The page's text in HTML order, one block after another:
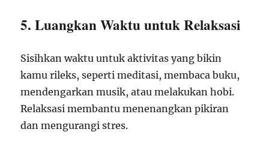
5. Luangkan Waktu untuk Relaksasi
Sisihkan waktu untuk aktivitas yang bikin
kamu rileks, seperti meditasi, membaca buku,
mendengarkan musik, atau melakukan hobi.
Relaksasi membantu menenangkan pikiran
dan mengurangi stres.